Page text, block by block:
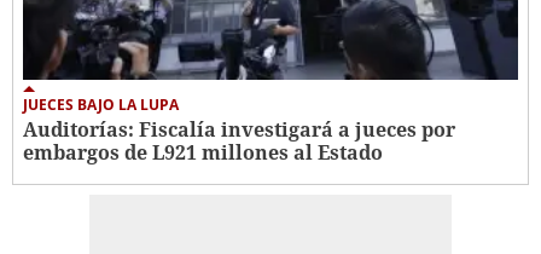
JUECES BAJO LA LUPA
Auditorías: Fiscalía investigará a jueces por
embargos de L921 millones al Estado